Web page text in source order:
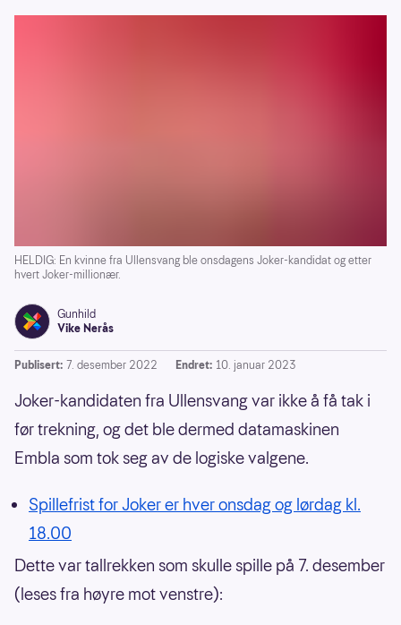
HELDIG: En kvinne fra Ullensvang ble onsdagens Joker-kandidat og etter
hvert Joker-millionær.
Gunhild
Vike Nerås
Publisert: 7. desember 2022 Endret: 10. januar 2023
Joker-kandidaten fra Ullensvang var ikke å få tak i
før trekning, og det ble dermed datamaskinen
Embla som tok seg av de logiske valgene.
Spillefrist for Joker er hver onsdag og lørdag kl.
18.00
Dette var tallrekken som skulle spille på 7. desember
(leses fra høyre mot venstre):